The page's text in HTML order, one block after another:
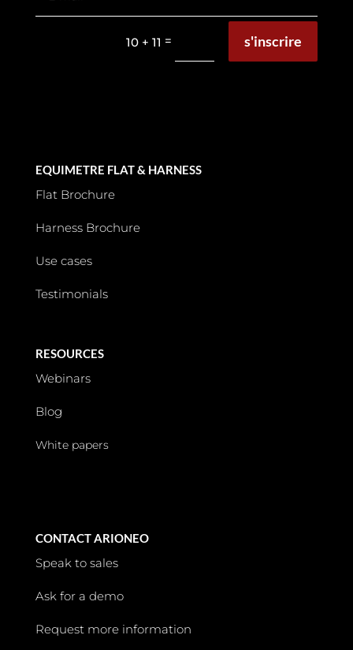
10 + 11 = s'inscrire
EQUIMETRE FLAT & HARNESS
Flat Brochure
Harness Brochure
Use cases
Testimonials
RESOURCES
Webinars
Blog
White papers
CONTACT ARIONEO
Speak to sales
Ask for a demo
Request more information